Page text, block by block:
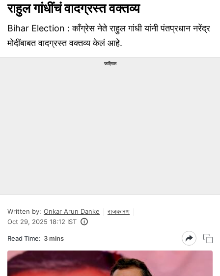
राहुल गांधींचं वादग्रस्त वक्तव्य
Bihar Election : काँग्रेस नेते राहुल गांधी यांनी पंतप्रधान नरेंद्र
मोदींबाबत वादग्रस्त वक्तव्य केलं आहे.
जाहिरात
Written by: Onkar Arun Danke
राजकारण
Oct 29, 2025 18:12 IST
Read Time: 3 mins